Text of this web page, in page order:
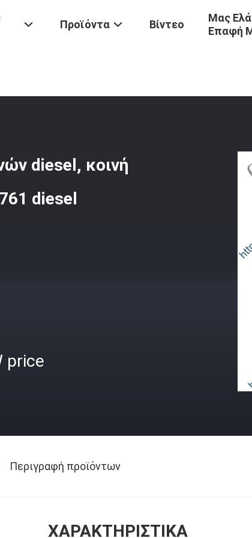
Προϊόντα Βίντεο
Μας
Επαφή
diesel, κοινή
diesel
price
Περιγραφή προϊόντων
ΧΑΡΑΚΤΗΡΙΣΤΙΚΆ